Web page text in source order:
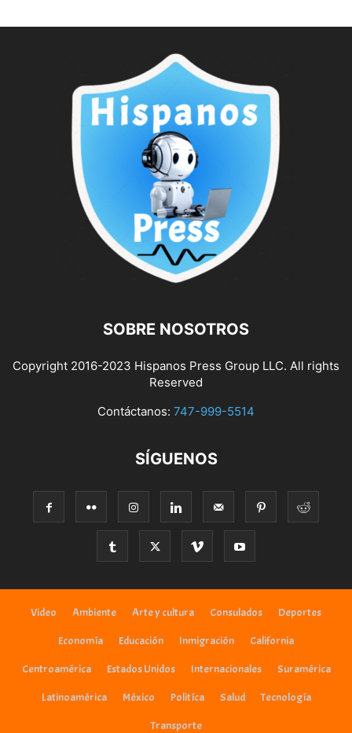
SOBRE NOSOTROS
Copyright 2016-2023 Hispanos Press Group LLC. All rights
Reserved
Contáctanos: 747-999-5514
SÍGUENOS
Video Ambiente Arte y cultura Consulados Deportes
Economía Educación Inmigración California
Centroamérica Estados Unidos Internacionales Suramérica
Latinoamérica México Politíca Salud Tecnología
Transporte